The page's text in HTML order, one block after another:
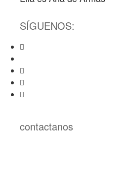
SÍGUENOS:
contactanos